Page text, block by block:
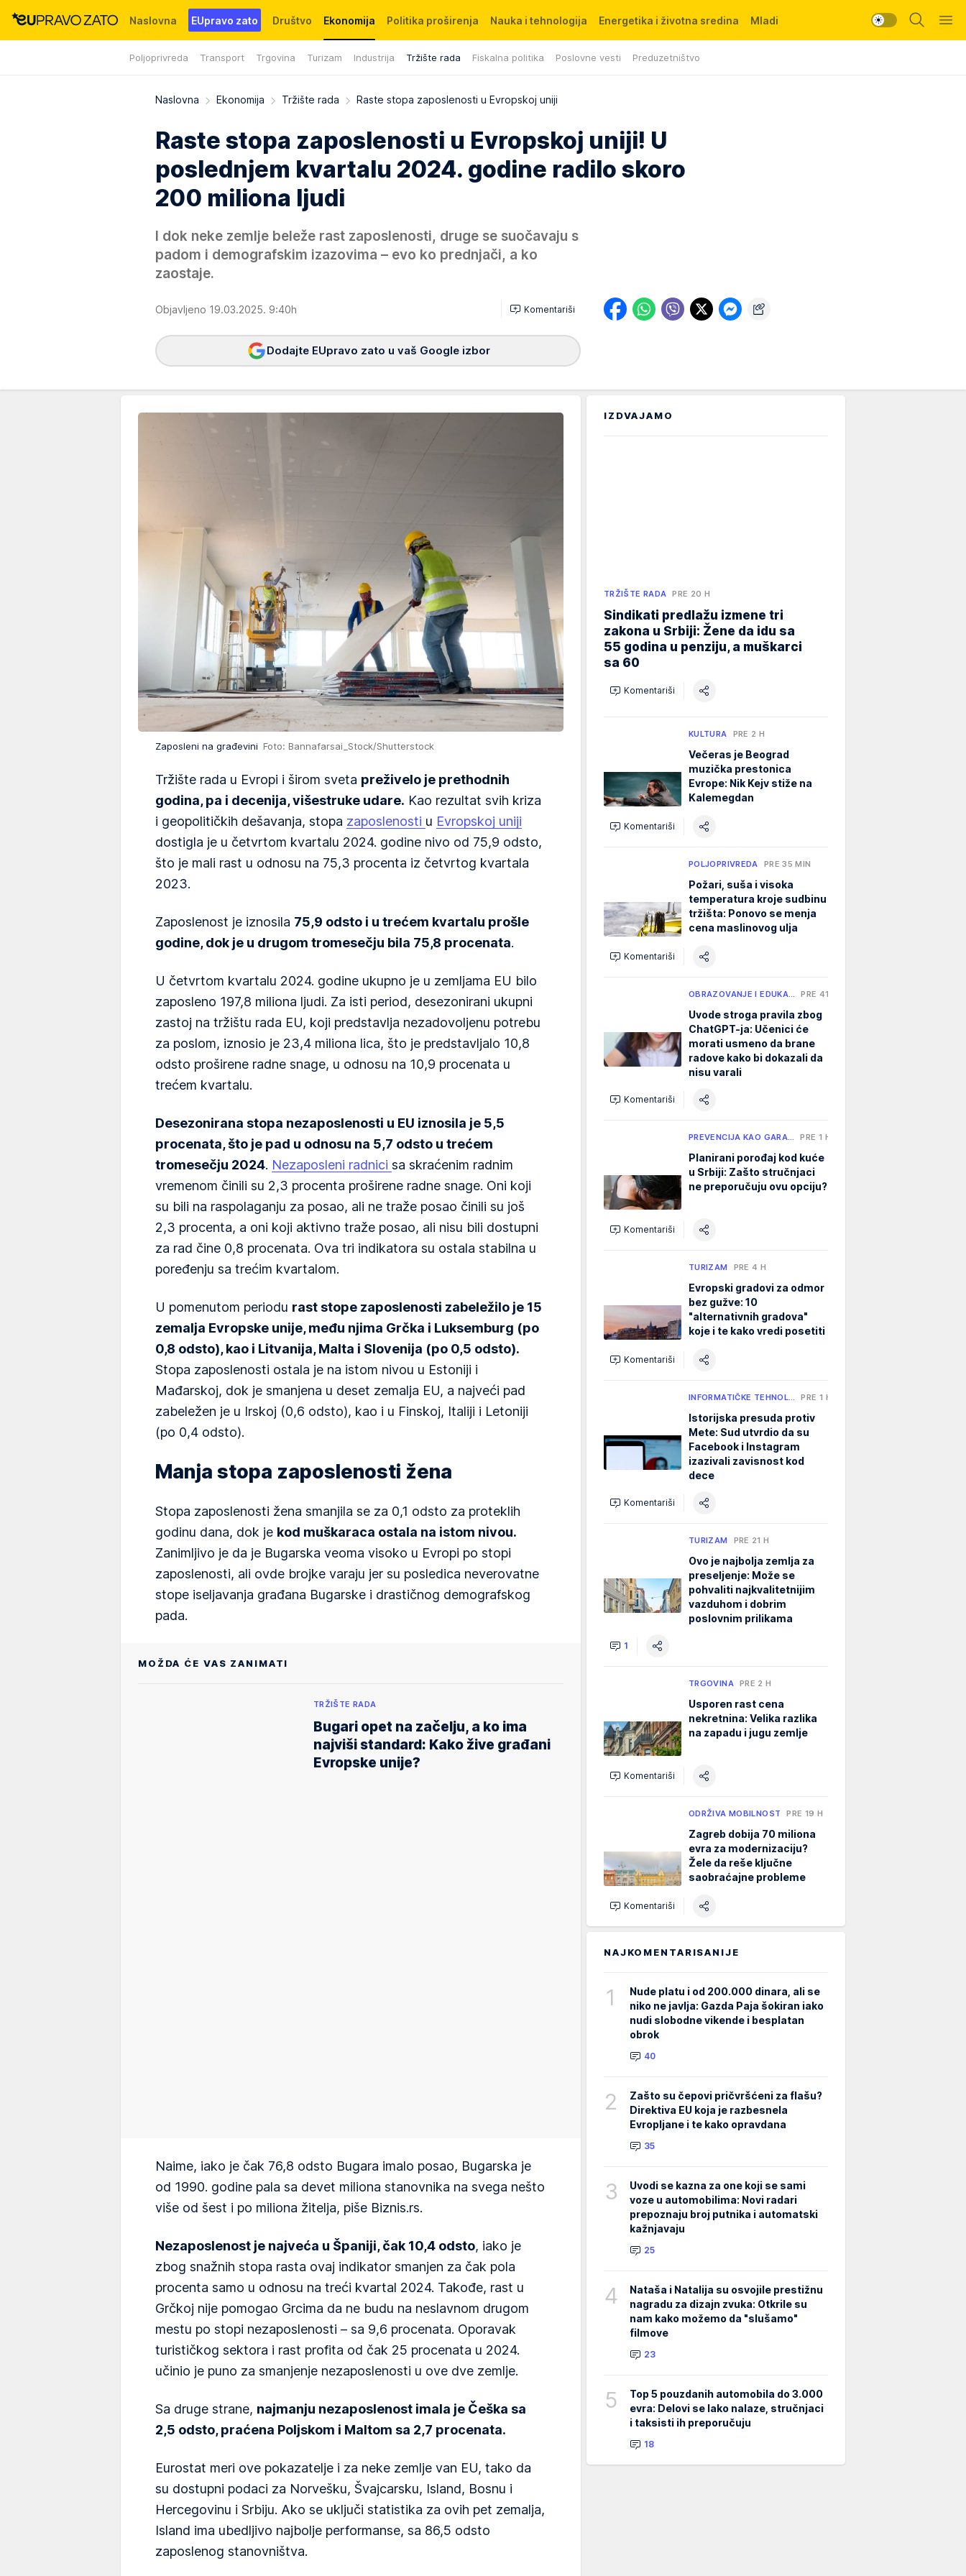
Naslovna EUpravo zato Društvo Ekonomija
Poljoprivreda Transport Trgovina Turizam Industrija Tržište rada Fiskalna politika Poslovne vesti Preduzetništvo
Politika proširenja Nauka i tehnologija Energetika i životna sredina Mladi
Događaji News WMG fondacija
Naslovna Ekonomija Tržište rada Raste stopa zaposlenosti u Evropskoj uniji
Raste stopa zaposlenosti u Evropskoj uniji! U
poslednjem kvartalu 2024. godine radilo skoro
200 miliona ljudi
I dok neke zemlje beleže rast zaposlenosti, druge se suočavaju s
padom i demografskim izazovima – evo ko prednjači, a ko
zaostaje.
Objavljeno 19.03.2025. 9:40h Komentariši
Dodajte EUpravo zato u vaš Google izbor
Zaposleni na građevini Foto: Bannafarsai_Stock/Shutterstock
Tržište rada u Evropi i širom sveta preživelo je prethodnih
godina, pa i decenija, višestruke udare. Kao rezultat svih kriza
i geopolitičkih dešavanja, stopa zaposlenosti u Evropskoj uniji
dostigla je u četvrtom kvartalu 2024. godine nivo od 75,9 odsto,
što je mali rast u odnosu na 75,3 procenta iz četvrtog kvartala
2023.
Zaposlenost je iznosila 75,9 odsto i u trećem kvartalu prošle
godine, dok je u drugom tromesečju bila 75,8 procenata.
U četvrtom kvartalu 2024. godine ukupno je u zemljama EU bilo
zaposleno 197,8 miliona ljudi. Za isti period, desezonirani ukupni
zastoj na tržištu rada EU, koji predstavlja nezadovoljenu potrebu
za poslom, iznosio je 23,4 miliona lica, što je predstavljalo 10,8
odsto proširene radne snage, u odnosu na 10,9 procenata u
trećem kvartalu.
Desezonirana stopa nezaposlenosti u EU iznosila je 5,5
procenata, što je pad u odnosu na 5,7 odsto u trećem
tromesečju 2024. Nezaposleni radnici sa skraćenim radnim
vremenom činili su 2,3 procenta proširene radne snage. Oni koji
su bili na raspolaganju za posao, ali ne traže posao činili su još
2,3 procenta, a oni koji aktivno traže posao, ali nisu bili dostupni
za rad čine 0,8 procenata. Ova tri indikatora su ostala stabilna u
poređenju sa trećim kvartalom.
U pomenutom periodu rast stope zaposlenosti zabeležilo je 15
zemalja Evropske unije, među njima Grčka i Luksemburg (po
0,8 odsto), kao i Litvanija, Malta i Slovenija (po 0,5 odsto).
Stopa zaposlenosti ostala je na istom nivou u Estoniji i
Mađarskoj, dok je smanjena u deset zemalja EU, a najveći pad
zabeležen je u Irskoj (0,6 odsto), kao i u Finskoj, Italiji i Letoniji
(po 0,4 odsto).
Manja stopa zaposlenosti žena
Stopa zaposlenosti žena smanjila se za 0,1 odsto za proteklih
godinu dana, dok je kod muškaraca ostala na istom nivou.
Zanimljivo je da je Bugarska veoma visoko u Evropi po stopi
zaposlenosti, ali ovde brojke varaju jer su posledica neverovatne
stope iseljavanja građana Bugarske i drastičnog demografskog
pada.
MOŽDA ĆE VAS ZANIMATI
TRŽIŠTE RADA
Bugari opet na začelju, a ko ima
najviši standard: Kako žive građani
Evropske unije?
Naime, iako je čak 76,8 odsto Bugara imalo posao, Bugarska je
od 1990. godine pala sa devet miliona stanovnika na svega nešto
više od šest i po miliona žitelja, piše Biznis.rs.
Nezaposlenost je najveća u Španiji, čak 10,4 odsto, iako je
zbog snažnih stopa rasta ovaj indikator smanjen za čak pola
procenta samo u odnosu na treći kvartal 2024. Takođe, rast u
Grčkoj nije pomogao Grcima da ne budu na neslavnom drugom
mestu po stopi nezaposlenosti – sa 9,6 procenata. Oporavak
turističkog sektora i rast profita od čak 25 procenata u 2024.
učinio je puno za smanjenje nezaposlenosti u ove dve zemlje.
Sa druge strane, najmanju nezaposlenost imala je Češka sa
2,5 odsto, praćena Poljskom i Maltom sa 2,7 procenata.
Eurostat meri ove pokazatelje i za neke zemlje van EU, tako da
su dostupni podaci za Norvešku, Švajcarsku, Island, Bosnu i
Hercegovinu i Srbiju. Ako se uključi statistika za ovih pet zemalja,
Island ima ubedljivo najbolje performanse, sa 86,5 odsto
zaposlenog stanovništva.
IZDVAJAMO
TRŽIŠTE RADA PRE 20 H
Sindikati predlažu izmene tri
zakona u Srbiji: Žene da idu sa
55 godina u penziju, a muškarci
sa 60
Komentariši
KULTURA PRE 2 H
Večeras je Beograd
muzička prestonica
Evrope: Nik Kejv stiže na
Kalemegdan
Komentariši
POLJOPRIVREDA PRE 35 MIN
Požari, suša i visoka
temperatura kroje sudbinu
tržišta: Ponovo se menja
cena maslinovog ulja
Komentariši
OBRAZOVANJE I EDUKA… PRE 41 MIN
Uvode stroga pravila zbog
ChatGPT-ja: Učenici će
morati usmeno da brane
radove kako bi dokazali da
nisu varali
Komentariši
PREVENCIJA KAO GARA… PRE 1 H
Planirani porođaj kod kuće
u Srbiji: Zašto stručnjaci
ne preporučuju ovu opciju?
Komentariši
TURIZAM PRE 4 H
Evropski gradovi za odmor
bez gužve: 10
"alternativnih gradova"
koje i te kako vredi posetiti
Komentariši
INFORMATIČKE TEHNOL… PRE 1 H
Istorijska presuda protiv
Mete: Sud utvrdio da su
Facebook i Instagram
izazivali zavisnost kod
dece
Komentariši
TURIZAM PRE 21 H
Ovo je najbolja zemlja za
preseljenje: Može se
pohvaliti najkvalitetnijim
vazduhom i dobrim
poslovnim prilikama
1
TRGOVINA PRE 2 H
Usporen rast cena
nekretnina: Velika razlika
na zapadu i jugu zemlje
Komentariši
ODRŽIVA MOBILNOST PRE 19 H
Zagreb dobija 70 miliona
evra za modernizaciju?
Žele da reše ključne
saobraćajne probleme
Komentariši
NAJKOMENTARISANIJE
1
Nude platu i od 200.000 dinara, ali se
niko ne javlja: Gazda Paja šokiran iako
nudi slobodne vikende i besplatan
obrok
40
2
Zašto su čepovi pričvršćeni za flašu?
Direktiva EU koja je razbesnela
Evropljane i te kako opravdana
35
3
Uvodi se kazna za one koji se sami
voze u automobilima: Novi radari
prepoznaju broj putnika i automatski
kažnjavaju
25
4
Nataša i Natalija su osvojile prestižnu
nagradu za dizajn zvuka: Otkrile su
nam kako možemo da "slušamo"
filmove
23
5
Top 5 pouzdanih automobila do 3.000
evra: Delovi se lako nalaze, stručnjaci
i taksisti ih preporučuju
18